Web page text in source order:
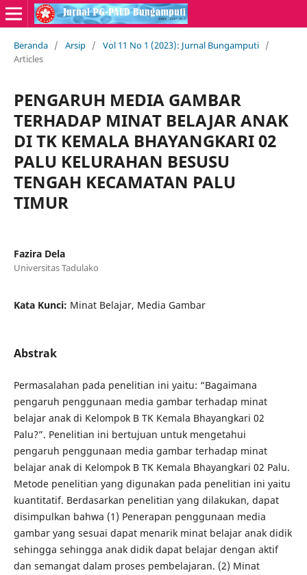
Beranda / Arsip / Vol 11 No 1 (2023): Jurnal Bungamputi /
Articles
PENGARUH MEDIA GAMBAR
TERHADAP MINAT BELAJAR ANAK
DI TK KEMALA BHAYANGKARI 02
PALU KELURAHAN BESUSU
TENGAH KECAMATAN PALU
TIMUR
Fazira Dela
Universitas Tadulako
Kata Kunci: Minat Belajar, Media Gambar
Abstrak
Permasalahan pada penelitian ini yaitu: “Bagaimana
pengaruh penggunaan media gambar terhadap minat
belajar anak di Kelompok B TK Kemala Bhayangkari 02
Palu?”. Penelitian ini bertujuan untuk mengetahui
pengaruh penggunaan media gambar terhadap minat
belajar anak di Kelompok B TK Kemala Bhayangkari 02 Palu.
Metode penelitian yang digunakan pada penelitian ini yaitu
kuantitatif. Berdasarkan penelitian yang dilakukan, dapat
disimpulkan bahwa (1) Penerapan penggunaan media
gambar yang sesuai dapat menarik minat belajar anak didik
sehingga sehingga anak didik dapat belajar dengan aktif
dan semangat dalam proses pembelajaran. (2) Minat